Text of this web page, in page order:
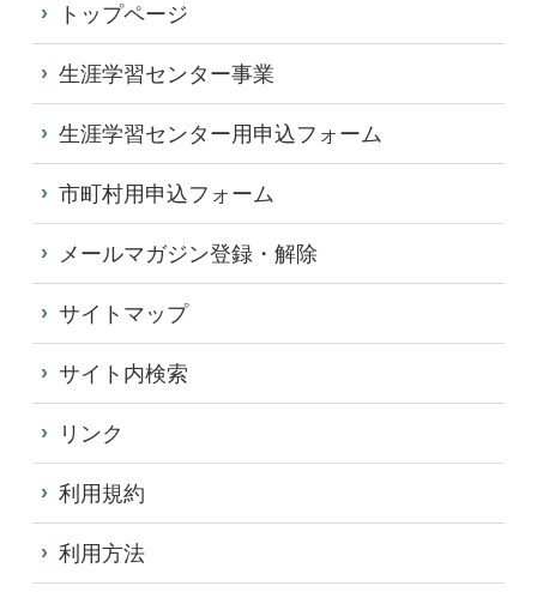
トップページ
生涯学習センター事業
生涯学習センター用申込フォーム
市町村用申込フォーム
メールマガジン登録・解除
サイトマップ
サイト内検索
リンク
利用規約
利用方法